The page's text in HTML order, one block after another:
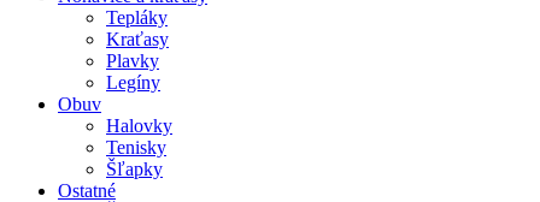
Tepláky
Kraťasy
Plavky
Legíny
Obuv
Halovky
Tenisky
Šľapky
Ostatné